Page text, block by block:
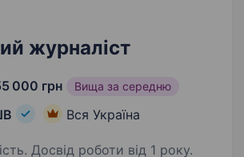
журналіст
000 грн Вища за середню
Вся Україна
Досвід роботи від 1 року.